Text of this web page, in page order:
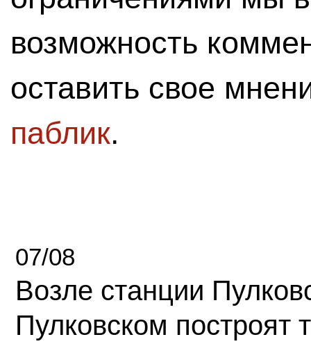
возможность
оставить свое
паблик.
07/08
Возле станции
Пулковском построят